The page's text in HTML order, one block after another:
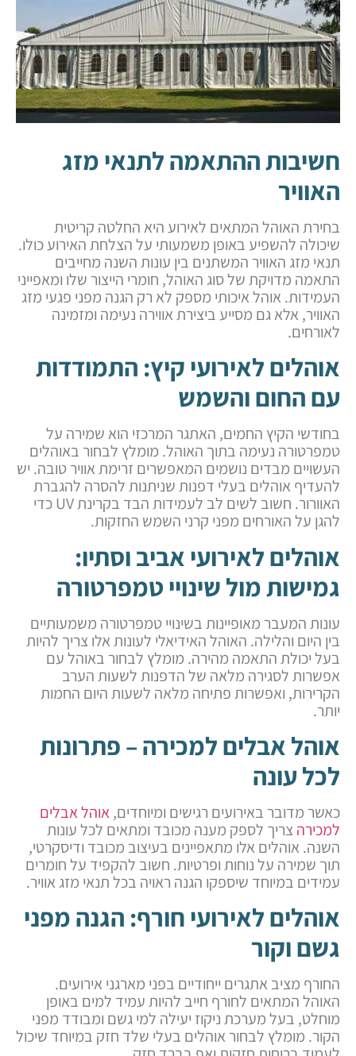
חשיבות ההתאמה לתנאי מזג
האוויר
בחירת האוהל המתאים לאירוע היא החלטה קריטית
שיכולה להשפיע באופן משמעותי על הצלחת האירוע כולו.
תנאי מזג האוויר המשתנים בין עונות השנה מחייבים
התאמה מדויקת של סוג האוהל, חומרי הייצור שלו ומאפייני
העמידות. אוהל איכותי מספק לא רק הגנה מפני פגעי מזג
האוויר, אלא גם מסייע ביצירת אווירה נעימה ומזמינה
לאורחים.
אוהלים לאירועי קיץ: התמודדות
עם החום והשמש
בחודשי הקיץ החמים, האתגר המרכזי הוא שמירה על
טמפרטורה נעימה בתוך האוהל. מומלץ לבחור באוהלים
העשויים מבדים נושמים המאפשרים זרימת אוויר טובה. יש
להעדיף אוהלים בעלי דפנות שניתנות להסרה להגברת
האוורור. חשוב לשים לב לעמידות הבד בקרינת UV כדי
להגן על האורחים מפני קרני השמש החזקות.
אוהלים לאירועי אביב וסתיו:
גמישות מול שינויי טמפרטורה
עונות המעבר מאופיינות בשינויי טמפרטורה משמעותיים
בין היום והלילה. האוהל האידיאלי לעונות אלו צריך להיות
בעל יכולת התאמה מהירה. מומלץ לבחור באוהל עם
אפשרות לסגירה מלאה של הדפנות לשעות הערב
הקרירות, ואפשרות פתיחה מלאה לשעות היום החמות
יותר.
אוהל אבלים למכירה – פתרונות
לכל עונה
כאשר מדובר באירועים רגישים ומיוחדים,אוהל אבלים
למכירה צריך לספק מענה מכובד ומתאים לכל עונות
השנה. אוהלים אלו מתאפיינים בעיצוב מכובד ודיסקרטי,
תוך שמירה על נוחות ופרטיות. חשוב להקפיד על חומרים
עמידים במיוחד שיספקו הגנה ראויה בכל תנאי מזג אוויר.
אוהלים לאירועי חורף: הגנה מפני
גשם וקור
החורף מציב אתגרים ייחודיים בפני מארגני אירועים.
האוהל המתאים לחורף חייב להיות עמיד למים באופן
מוחלט, בעל מערכת ניקוז יעילה למי גשם ומבודד מפני
הקור. מומלץ לבחור אוהלים בעלי שלד חזק במיוחד שיכול